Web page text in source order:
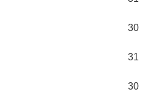
30
31
30